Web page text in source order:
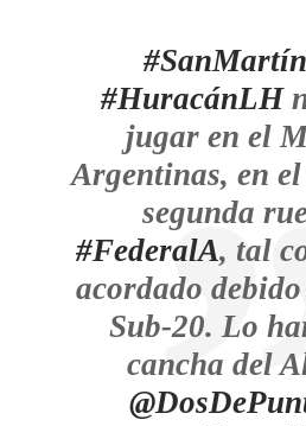
#HuracánLH
jugar en el
Argentinas, en
segunda
#FederalA, tal
acordado
Sub-20. Lo
cancha del